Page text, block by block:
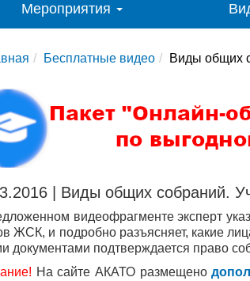
Мероприятия
Бесплатные видео Виды общих
| Виды общих собраний.
видеофрагменте эксперт
ЖСК, и подробно разъясняет, какие
документами подтверждается право
На сайте АКАТО размещено